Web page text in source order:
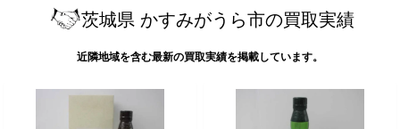
茨城県 かすみがうら市の買取実績
近隣地域を含む最新の買取実績を掲載しています。